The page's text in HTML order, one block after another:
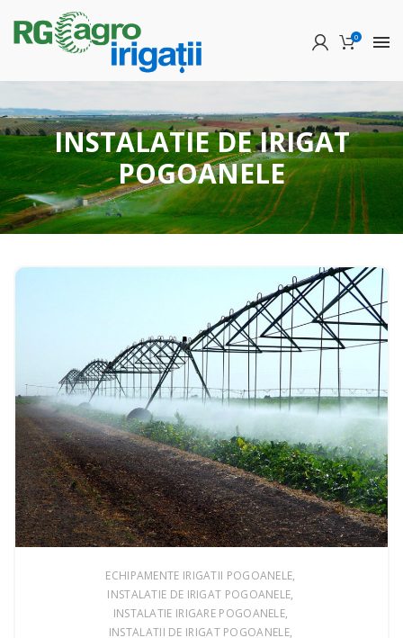
0
INSTALATIE DE IRIGAT
POGOANELE
ECHIPAMENTE IRIGATII POGOANELE
INSTALATIE DE IRIGAT POGOANELE
INSTALATIE IRIGARE POGOANELE
INSTALATII DE IRIGAT POGOANELE